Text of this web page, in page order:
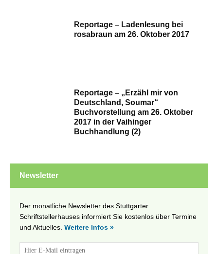
Reportage – Ladenlesung bei
rosabraun am 26. Oktober 2017
Reportage – „Erzähl mir von
Deutschland, Soumar“
Buchvorstellung am 26. Oktober
2017 in der Vaihinger
Buchhandlung (2)
Newsletter
Der monatliche Newsletter des Stuttgarter
Schriftstellerhauses informiert Sie kostenlos über Termine
und Aktuelles. Weitere Infos »